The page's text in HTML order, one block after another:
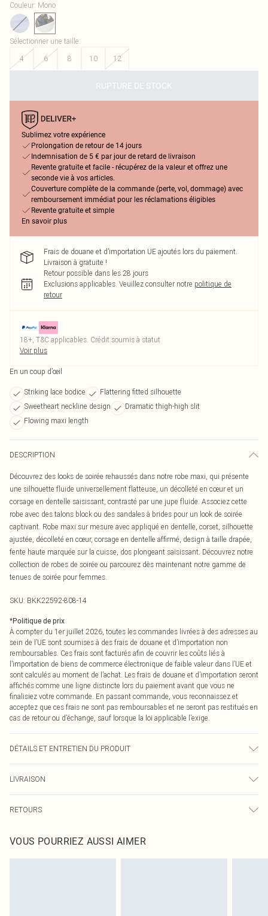
Couleur: Mono
Sélectionner une taille:
4
6 8 10 12
RUPTURE DE STOCK
Sublimez votre expérience
Prolongation de retour de 14 jours
Indemnisation de 5 € par jour de retard de livraison
Revente gratuite et facile - récupérez de la valeur et offrez une
seconde vie à vos articles.
Couverture complète de la commande (perte, vol, dommage) avec
remboursement immédiat pour les réclamations éligibles
Revente gratuite et simple
En savoir plus
Frais de douane et d’importation UE ajoutés lors du paiement.
Livraison à gratuite !
Retour possible dans les 28 jours
Exclusions applicables. Veuillez consulter notre politique de
retour
18+, T&C applicables. Crédit soumis à statut
Voir plus
En un coup d’œil
Striking lace bodice
Flattering fitted silhouette
Sweetheart neckline design
Dramatic thigh-high slit
Flowing maxi length
DESCRIPTION
Découvrez des looks de soirée rehaussés dans notre robe maxi, qui présente
une silhouette fluide universellement flatteuse, un décolleté en cœur et un
corsage en dentelle saisissant, contrasté par une jupe fluide. Associez cette
robe avec des talons block ou des sandales à brides pour un look de soirée
captivant. Robe maxi sur mesure avec appliqué en dentelle, corset, silhouette
ajustée, décolleté en cœur, corsage en dentelle affirmé, design à taille drapée,
fente haute marquée sur la cuisse, dos plongeant saisissant. Découvrez notre
collection de robes de soirée ou parcourez dès maintenant notre gamme de
tenues de soirée pour femmes.
SKU: BKK22592-808-14
*Politique de prix
À compter du 1er juillet 2026, toutes les commandes livrées à des adresses au
sein de l’UE sont soumises à des frais de douane et d’importation non
remboursables. Ces frais sont facturés afin de couvrir les coûts liés à
l’importation de biens de commerce électronique de faible valeur dans l’UE et
sont calculés au moment de l’achat. Les frais de douane et d’importation seront
affichés comme une ligne distincte lors du paiement avant que vous ne
finalisiez votre commande. En passant commande, vous reconnaissez et
acceptez que ces frais ne sont pas remboursables et ne seront pas restitués en
cas de retour ou d’échange, sauf lorsque la loi applicable l’exige.
DÉTAILS ET ENTRETIEN DU PRODUIT
Contraste : 79 % nylon, 21 % élasthanne
Contraste : 91 % polyester, 9 % élasthanne
Le mannequin porte la taille UK 8
LIVRAISON
Livraison express France
Jusqu'à 2-3 jours ouvrables
RETOURS
pour nous retourner un article.
Veuillez noter que nous ne pouvons pas rembourser les masques tendance, les
VOUS POURRIEZ AUSSI AIMER